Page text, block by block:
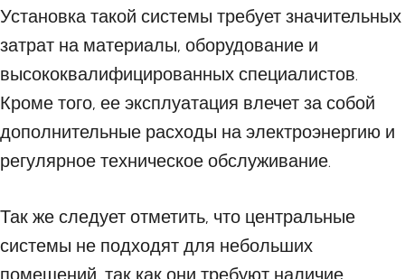
Установка такой системы требует значительных
затрат на материалы, оборудование и
высококвалифицированных специалистов.
Кроме того, ее эксплуатация влечет за собой
дополнительные расходы на электроэнергию и
регулярное техническое обслуживание.
Так же следует отметить, что центральные
системы не подходят для небольших
помещений, так как они требуют наличие